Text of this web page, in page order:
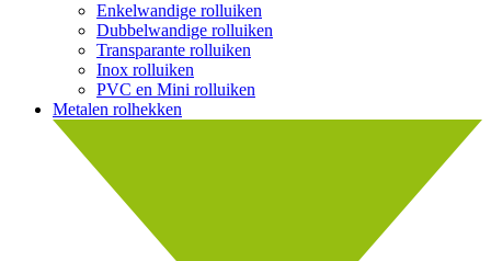
Enkelwandige rolluiken
Dubbelwandige rolluiken
Transparante rolluiken
Inox rolluiken
PVC en Mini rolluiken
Metalen rolhekken